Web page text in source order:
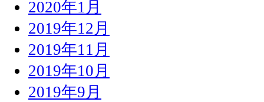
2020年1月
2019年12月
2019年11月
2019年10月
2019年9月